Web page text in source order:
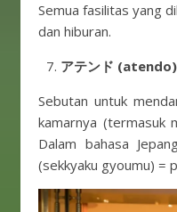
Semua fasilitas yang
dan hiburan.
アテンド (atendo)
Sebutan untuk
kamarnya (termasuk
Dalam bahasa
(sekkyaku gyoumu) =